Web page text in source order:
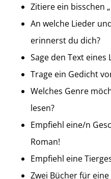
Zitiere ein bisschen
An welche Lieder
erinnerst du dich?
Sage den Text eines
Trage ein Gedicht
Welches Genre
lesen?
Empfiehl eine/n
Roman!
Empfiehl eine
Zwei Bücher für